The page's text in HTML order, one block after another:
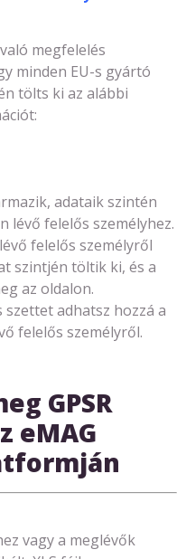
megfelelés
minden EU-s gyártó
tölts ki az alábbi
adataik szintén
lévő felelős személyhez.
felelős személyről
szintjén töltik ki, és a
az oldalon.
adhatsz hozzá a
felelős személyről.
GPSR
eMAG
vagy a meglévők